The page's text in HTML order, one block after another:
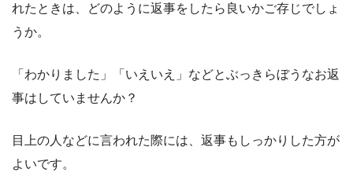
れたときは、どのように返事をしたら良いかご存じでしょ
うか。
「わかりました」「いえいえ」などとぶっきらぼうなお返
事はしていませんか？
目上の人などに言われた際には、返事もしっかりした方が
よいです。